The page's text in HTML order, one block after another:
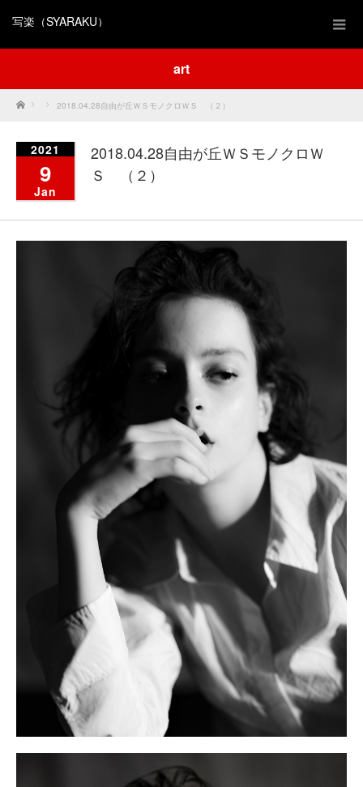
写楽（SYARAKU）
art
Home 2018.04.28自由が丘ＷＳモノクロＷＳ （２）
2021
9
Jan
2018.04.28自由が丘ＷＳモノクロＷ
Ｓ （２）